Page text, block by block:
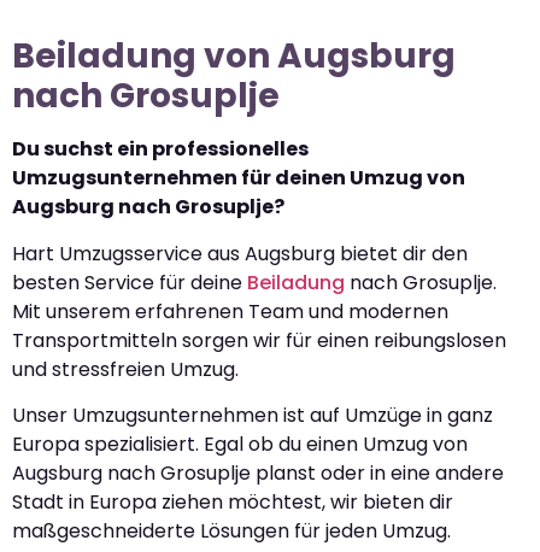
Beiladung von Augsburg
nach Grosuplje
Du suchst ein professionelles
Umzugsunternehmen für deinen Umzug von
Augsburg nach Grosuplje?
Hart Umzugsservice aus Augsburg bietet dir den
besten Service für deine Beiladung nach Grosuplje.
Mit unserem erfahrenen Team und modernen
Transportmitteln sorgen wir für einen reibungslosen
und stressfreien Umzug.
Unser Umzugsunternehmen ist auf Umzüge in ganz
Europa spezialisiert. Egal ob du einen Umzug von
Augsburg nach Grosuplje planst oder in eine andere
Stadt in Europa ziehen möchtest, wir bieten dir
maßgeschneiderte Lösungen für jeden Umzug.